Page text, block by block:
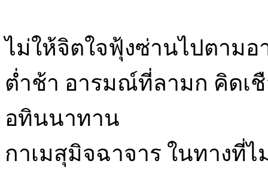
ไม่ให้จิตใจฟุ้งซ่านไปตาม
ต่ำช้า อารมณ์ที่ลามก คิดเ
อทินนาทาน
กาเมสุมิจฉาจาร ในทางที่